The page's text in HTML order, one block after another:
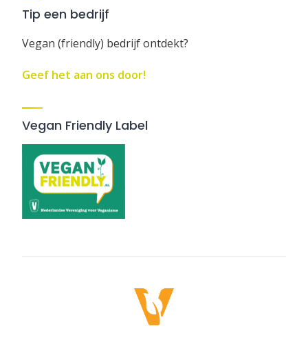
Tip een bedrijf
Vegan (friendly) bedrijf ontdekt?
Geef het aan ons door!
Vegan Friendly Label